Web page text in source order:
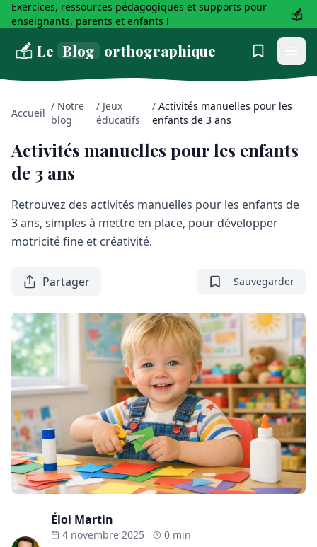
Exercices, ressources pédagogiques et supports pour
enseignants, parents et enfants !
Le Blog orthographique
Accueil
/ Notre
blog
/ Jeux
éducatifs
/ Activités manuelles pour les
enfants de 3 ans
Activités manuelles pour les enfants
de 3 ans
Retrouvez des activités manuelles pour les enfants de
3 ans, simples à mettre en place, pour développer
motricité fine et créativité.
Partager Sauvegarder
Éloi Martin
4 novembre 2025
0 min